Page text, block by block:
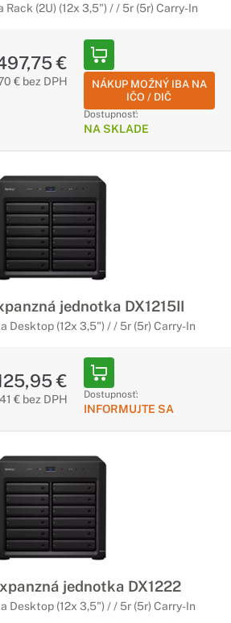
(2U) (12x 3,5") / / 5r (5r) Carry-In
€
€ bez DPH
NÁKUP MOŽNÝ IBA NA
IČO / DIČ
Dostupnosť:
NA SKLADE
jednotka DX1215II
Desktop (12x 3,5") / / 5r (5r) Carry-In
€
€ bez DPH Dostupnosť:
INFORMUJTE SA
jednotka DX1222
Desktop (12x 3,5") / / 5r (5r) Carry-In